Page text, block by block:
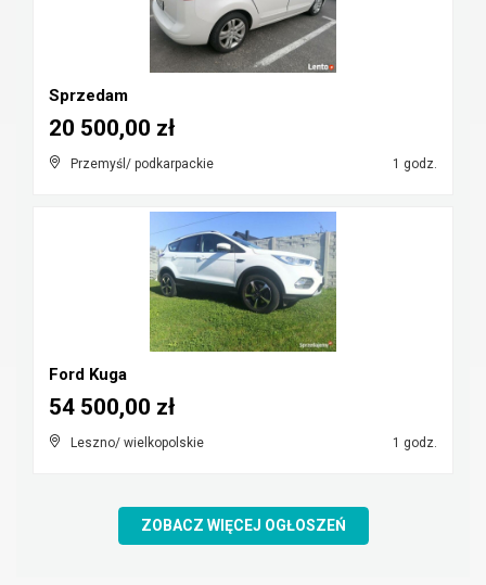
Sprzedam
Przemyśl/ podkarpackie 1 godz.
20 500,00 zł
Ford Kuga
Leszno/ wielkopolskie 1 godz.
54 500,00 zł
ZOBACZ WIĘCEJ OGŁOSZEŃ